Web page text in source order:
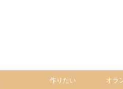
作りたい オラ